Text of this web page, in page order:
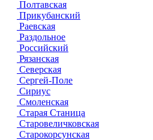
Полтавская
Прикубанский
Раевская
Раздольное
Российский
Рязанская
Северская
Сергей-Поле
Сириус
Смоленская
Старая Станица
Старовеличковская
Старокорсунская